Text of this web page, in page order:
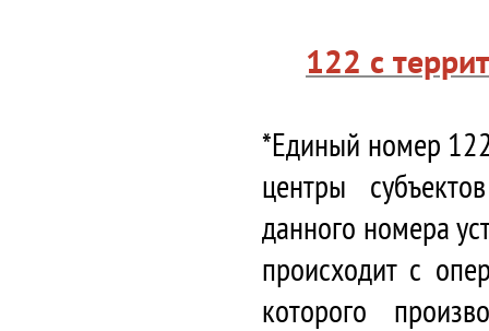
122 с
*Единый номер
центры
данного номера
происходит с
которого